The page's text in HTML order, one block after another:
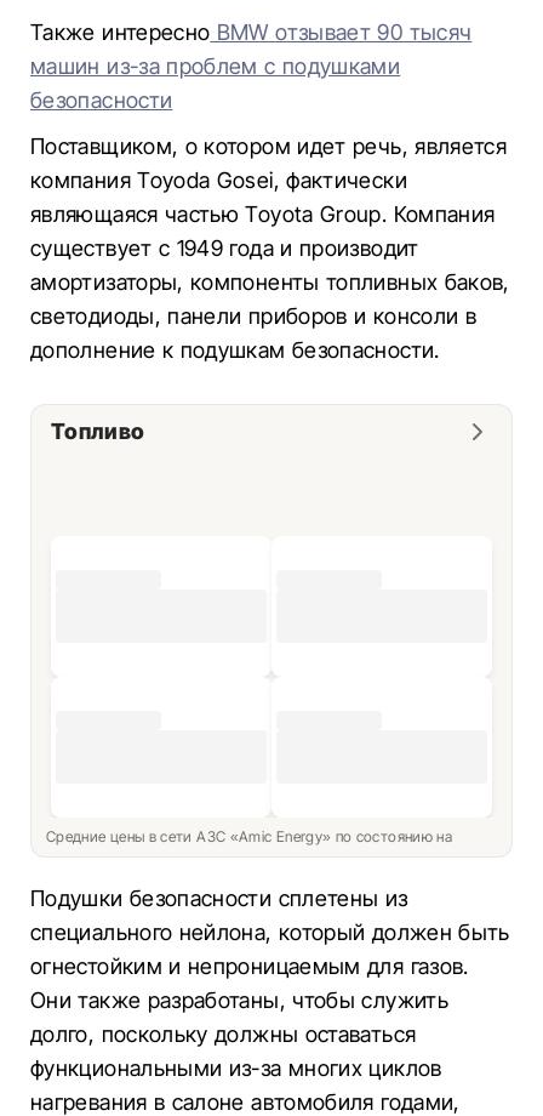
Также интересно BMW отзывает 90 тысяч
машин из-за проблем с подушками
безопасности
Поставщиком, о котором идет речь, является
компания Toyoda Gosei, фактически
являющаяся частью Toyota Group. Компания
существует с 1949 года и производит
амортизаторы, компоненты топливных баков,
светодиоды, панели приборов и консоли в
дополнение к подушкам безопасности.
Топливо
Средние цены в сети АЗС «Amic Energy» по состоянию на
Подушки безопасности сплетены из
специального нейлона, который должен быть
огнестойким и непроницаемым для газов.
Они также разработаны, чтобы служить
долго, поскольку должны оставаться
функциональными из-за многих циклов
нагревания в салоне автомобиля годами,